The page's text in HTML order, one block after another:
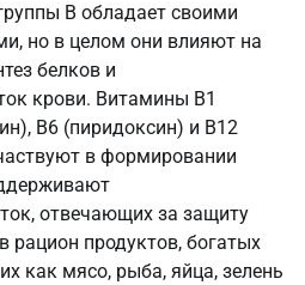
B обладает своими
но в целом они влияют на
белков и
крови. Витамины B1
B6 (пиридоксин) и B12
в формировании
отвечающих за защиту
рацион продуктов, богатых
как мясо, рыба, яйца, зелень